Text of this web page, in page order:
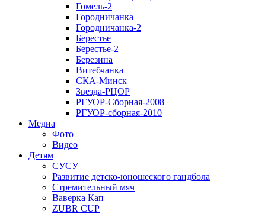
Гомель-2
Городничанка
Городничанка-2
Берестье
Берестье-2
Березина
Витебчанка
СКА-Минск
Звезда-РЦОР
РГУОР-Сборная-2008
РГУОР-сборная-2010
Медиа
Фото
Видео
Детям
СУСУ
Развитие детско-юношеского гандбола
Стремительный мяч
Ваверка Кап
ZUBR CUP